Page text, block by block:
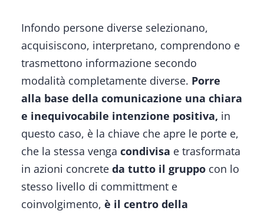
Infondo persone diverse selezionano,
acquisiscono, interpretano, comprendono e
trasmettono informazione secondo
modalità completamente diverse. Porre
alla base della comunicazione una chiara
e inequivocabile intenzione positiva, in
questo caso, è la chiave che apre le porte e,
che la stessa venga condivisa e trasformata
in azioni concrete da tutto il gruppo con lo
stesso livello di committment e
coinvolgimento, è il centro della